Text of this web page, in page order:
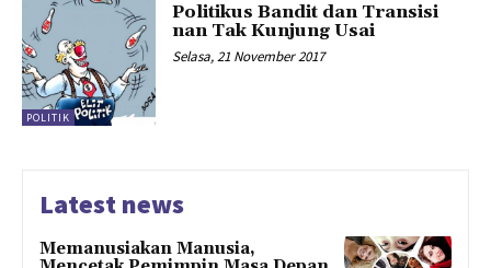
POLITIK
Politikus Bandit dan Transisi
nan Tak Kunjung Usai
Selasa, 21 November 2017
Latest news
Memanusiakan Manusia,